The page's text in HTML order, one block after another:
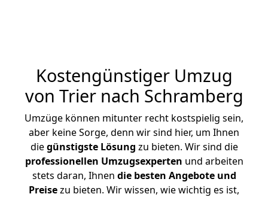
Kostengünstiger Umzug
von Trier nach Schramberg
Umzüge können mitunter recht kostspielig sein,
aber keine Sorge, denn wir sind hier, um Ihnen
diegünstigste Lösung zu bieten. Wir sind die
professionellen Umzugsexperten und arbeiten
stets daran, Ihnen die besten Angebote und
Preisezu bieten. Wir wissen, wie wichtig es ist,